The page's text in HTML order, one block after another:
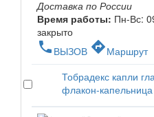
Доставка по России
Время работы: Пн-Вс:
закрыто
phone ВЫЗОВ directionsМаршрут
Тобрадекс капли
флакон-капельница